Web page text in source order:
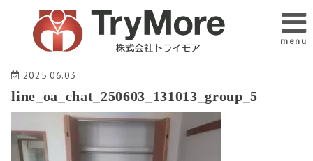
menu
2025.06.03
line_oa_chat_250603_131013_group_5